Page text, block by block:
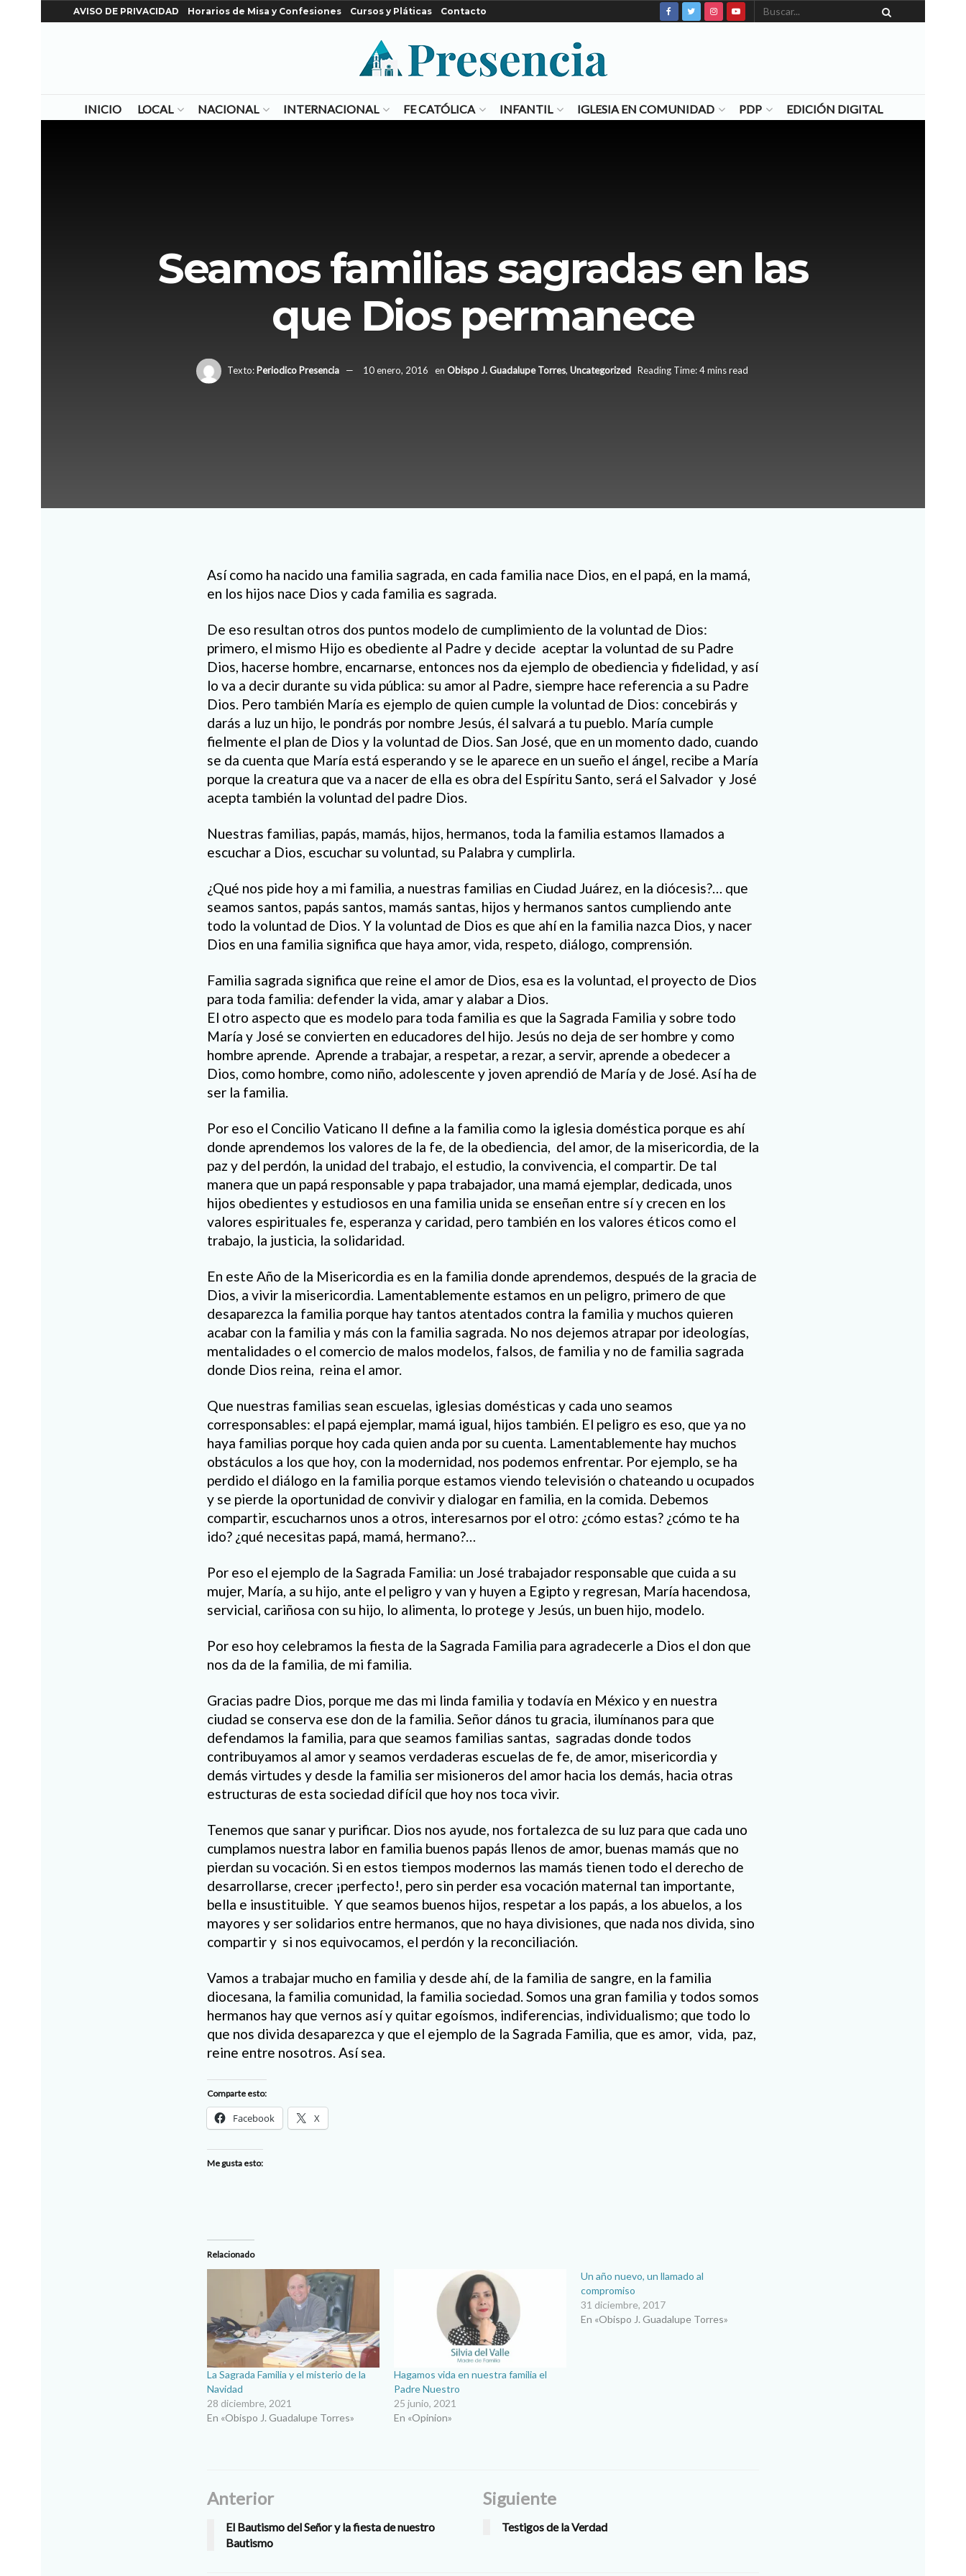
AVISO DE PRIVACIDAD Horarios de Misa y Confesiones Cursos y Pláticas Contacto
INICIO LOCAL NACIONAL INTERNACIONAL FE CATÓLICA INFANTIL IGLESIA EN COMUNIDAD PDP EDICIÓN DIGITAL
Seamos familias sagradas en las
que Dios permanece
Texto: Periodico Presencia 10 enero, 2016 en Obispo J. Guadalupe Torres, Uncategorized Reading Time: 4 mins read
Así como ha nacido una familia sagrada, en cada familia nace Dios, en el papá, en la mamá,
en los hijos nace Dios y cada familia es sagrada.
De eso resultan otros dos puntos modelo de cumplimiento de la voluntad de Dios:
primero, el mismo Hijo es obediente al Padre y decide aceptar la voluntad de su Padre
Dios, hacerse hombre, encarnarse, entonces nos da ejemplo de obediencia y fidelidad, y así
lo va a decir durante su vida pública: su amor al Padre, siempre hace referencia a su Padre
Dios. Pero también María es ejemplo de quien cumple la voluntad de Dios: concebirás y
darás a luz un hijo, le pondrás por nombre Jesús, él salvará a tu pueblo. María cumple
fielmente el plan de Dios y la voluntad de Dios. San José, que en un momento dado, cuando
se da cuenta que María está esperando y se le aparece en un sueño el ángel, recibe a María
porque la creatura que va a nacer de ella es obra del Espíritu Santo, será el Salvador y José
acepta también la voluntad del padre Dios.
Nuestras familias, papás, mamás, hijos, hermanos, toda la familia estamos llamados a
escuchar a Dios, escuchar su voluntad, su Palabra y cumplirla.
¿Qué nos pide hoy a mi familia, a nuestras familias en Ciudad Juárez, en la diócesis?… que
seamos santos, papás santos, mamás santas, hijos y hermanos santos cumpliendo ante
todo la voluntad de Dios. Y la voluntad de Dios es que ahí en la familia nazca Dios, y nacer
Dios en una familia significa que haya amor, vida, respeto, diálogo, comprensión.
Familia sagrada significa que reine el amor de Dios, esa es la voluntad, el proyecto de Dios
para toda familia: defender la vida, amar y alabar a Dios.
El otro aspecto que es modelo para toda familia es que la Sagrada Familia y sobre todo
María y José se convierten en educadores del hijo. Jesús no deja de ser hombre y como
hombre aprende. Aprende a trabajar, a respetar, a rezar, a servir, aprende a obedecer a
Dios, como hombre, como niño, adolescente y joven aprendió de María y de José. Así ha de
ser la familia.
Por eso el Concilio Vaticano II define a la familia como la iglesia doméstica porque es ahí
donde aprendemos los valores de la fe, de la obediencia, del amor, de la misericordia, de la
paz y del perdón, la unidad del trabajo, el estudio, la convivencia, el compartir. De tal
manera que un papá responsable y papa trabajador, una mamá ejemplar, dedicada, unos
hijos obedientes y estudiosos en una familia unida se enseñan entre sí y crecen en los
valores espirituales fe, esperanza y caridad, pero también en los valores éticos como el
trabajo, la justicia, la solidaridad.
En este Año de la Misericordia es en la familia donde aprendemos, después de la gracia de
Dios, a vivir la misericordia. Lamentablemente estamos en un peligro, primero de que
desaparezca la familia porque hay tantos atentados contra la familia y muchos quieren
acabar con la familia y más con la familia sagrada. No nos dejemos atrapar por ideologías,
mentalidades o el comercio de malos modelos, falsos, de familia y no de familia sagrada
donde Dios reina, reina el amor.
Que nuestras familias sean escuelas, iglesias domésticas y cada uno seamos
corresponsables: el papá ejemplar, mamá igual, hijos también. El peligro es eso, que ya no
haya familias porque hoy cada quien anda por su cuenta. Lamentablemente hay muchos
obstáculos a los que hoy, con la modernidad, nos podemos enfrentar. Por ejemplo, se ha
perdido el diálogo en la familia porque estamos viendo televisión o chateando u ocupados
y se pierde la oportunidad de convivir y dialogar en familia, en la comida. Debemos
compartir, escucharnos unos a otros, interesarnos por el otro: ¿cómo estas? ¿cómo te ha
ido? ¿qué necesitas papá, mamá, hermano?…
Por eso el ejemplo de la Sagrada Familia: un José trabajador responsable que cuida a su
mujer, María, a su hijo, ante el peligro y van y huyen a Egipto y regresan, María hacendosa,
servicial, cariñosa con su hijo, lo alimenta, lo protege y Jesús, un buen hijo, modelo.
Por eso hoy celebramos la fiesta de la Sagrada Familia para agradecerle a Dios el don que
nos da de la familia, de mi familia.
Gracias padre Dios, porque me das mi linda familia y todavía en México y en nuestra
ciudad se conserva ese don de la familia. Señor dános tu gracia, ilumínanos para que
defendamos la familia, para que seamos familias santas, sagradas donde todos
contribuyamos al amor y seamos verdaderas escuelas de fe, de amor, misericordia y
demás virtudes y desde la familia ser misioneros del amor hacia los demás, hacia otras
estructuras de esta sociedad difícil que hoy nos toca vivir.
Tenemos que sanar y purificar. Dios nos ayude, nos fortalezca de su luz para que cada uno
cumplamos nuestra labor en familia buenos papás llenos de amor, buenas mamás que no
pierdan su vocación. Si en estos tiempos modernos las mamás tienen todo el derecho de
desarrollarse, crecer ¡perfecto!, pero sin perder esa vocación maternal tan importante,
bella e insustituible. Y que seamos buenos hijos, respetar a los papás, a los abuelos, a los
mayores y ser solidarios entre hermanos, que no haya divisiones, que nada nos divida, sino
compartir y si nos equivocamos, el perdón y la reconciliación.
Vamos a trabajar mucho en familia y desde ahí, de la familia de sangre, en la familia
diocesana, la familia comunidad, la familia sociedad. Somos una gran familia y todos somos
hermanos hay que vernos así y quitar egoísmos, indiferencias, individualismo; que todo lo
que nos divida desaparezca y que el ejemplo de la Sagrada Familia, que es amor, vida, paz,
reine entre nosotros. Así sea.
Comparte esto:
Facebook X
Me gusta esto:
Relacionado
La Sagrada Familia y el misterio de la
Navidad
28 diciembre, 2021
En «Obispo J. Guadalupe Torres»
Hagamos vida en nuestra familia el
Padre Nuestro
25 junio, 2021
En «Opinion»
Un año nuevo, un llamado al
compromiso
31 diciembre, 2017
En «Obispo J. Guadalupe Torres»
Anterior
El Bautismo del Señor y la fiesta de nuestro
Bautismo
Siguiente
Testigos de la Verdad